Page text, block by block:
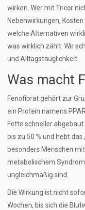
wirken. Wer mit Tricor
Nebenwirkungen,
welche Alternativen
was wirklich zählt: Wir
und Alltagstauglichkeit.
Was macht
Fenofibrat gehört zur
ein Protein namens
Fette schneller
bis zu 50 % und hebt
besonders Menschen
metabolischem
ungleichmäßig sind.
Die Wirkung ist nicht
Wochen, bis sich die